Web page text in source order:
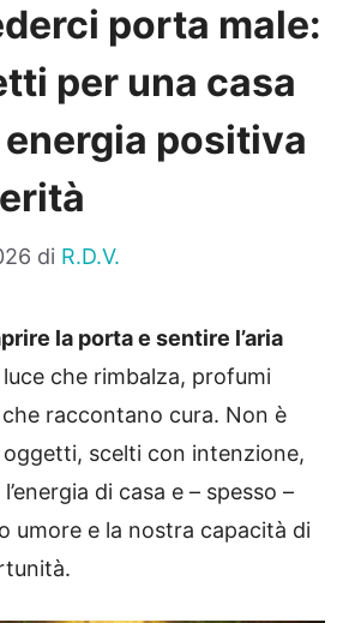
porta male:
per una casa
positiva
di R.D.V.
la porta e sentire l’aria
luce che rimbalza, profumi
raccontano cura. Non è
scelti con intenzione,
di casa e – spesso –
umore e la nostra capacità di